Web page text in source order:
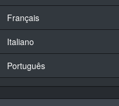
Français
Italiano
Português